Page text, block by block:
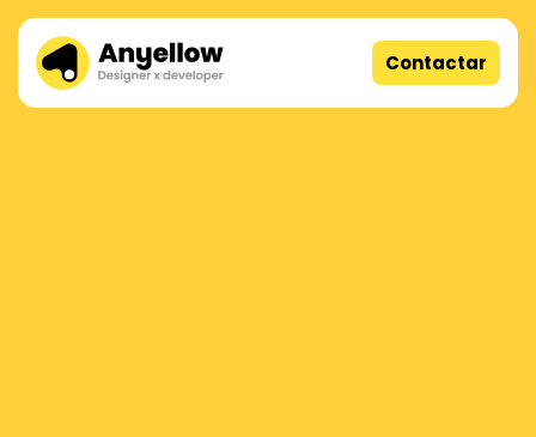
Contactar